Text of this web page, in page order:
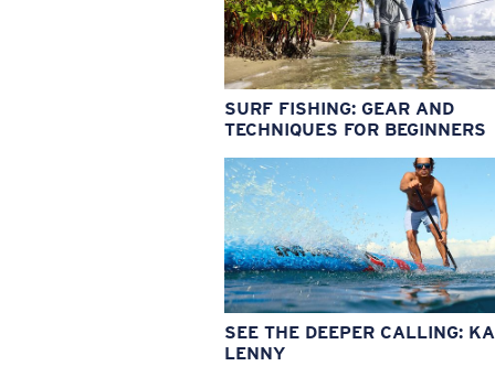
SURF FISHING: GEAR AND
TECHNIQUES FOR BEGINNERS
SEE THE DEEPER CALLING:
LENNY